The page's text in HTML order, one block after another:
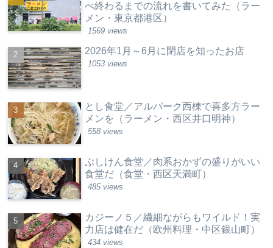
べ終わるまでの流れを書いてみた（ラー
メン・東京都港区）
1569 views
2026年1月～6月に閉店を知ったお店
1053 views
とし食堂／アルパーク西棟で喜多方ラー
メンを（ラーメン・西区井口明神）
558 views
ぶしけん食堂／肉系おかずの盛りがいい
食堂だ（食堂・西区天満町）
485 views
カジーノ５／繊細ながらもワイルド！実
力店は健在だ（欧州料理・中区銀山町）
434 views